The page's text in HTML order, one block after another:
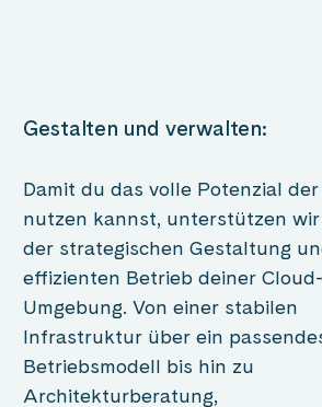
Gestalten und verwalten:
Damit du das volle Potenzial
nutzen kannst, unterstützen
der strategischen Gestaltung
effizienten Betrieb deiner Cloud-
Umgebung. Von einer stabilen
Infrastruktur über ein
Betriebsmodell bis hin zu
Architekturberatung,